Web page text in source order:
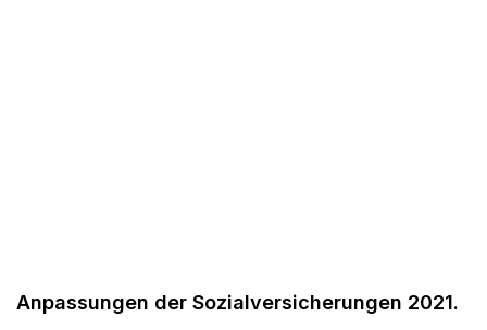
Anpassungen der Sozialversicherungen 2021.